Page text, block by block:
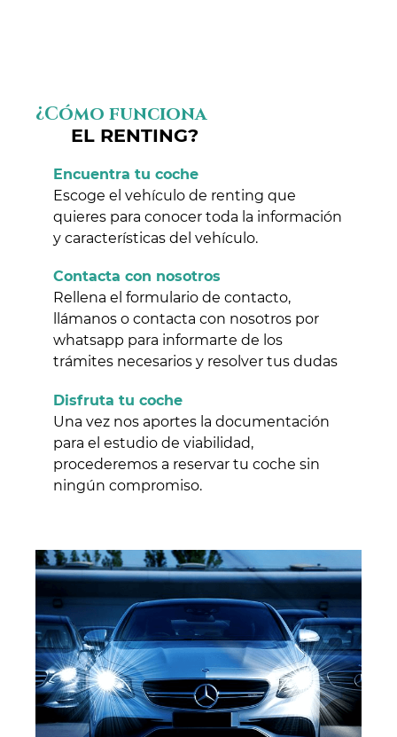
¿Cómo funciona
EL RENTING?
Encuentra tu coche
Escoge el vehículo de renting que
quieres para conocer toda la información
y características del vehículo.
Contacta con nosotros
Rellena el formulario de contacto,
llámanos o contacta con nosotros por
whatsapp para informarte de los
trámites necesarios y resolver tus dudas
Disfruta tu coche
Una vez nos aportes la documentación
para el estudio de viabilidad,
procederemos a reservar tu coche sin
ningún compromiso.